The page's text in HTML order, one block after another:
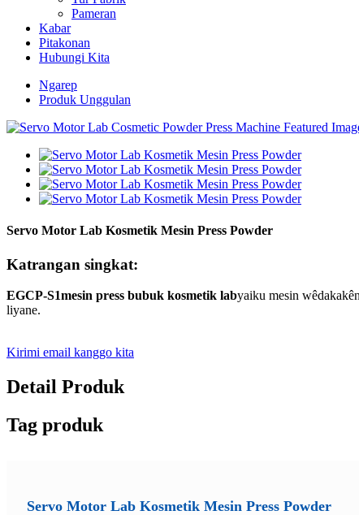
Pameran
Kabar
Pitakonan
Hubungi Kita
Ngarep
Produk Unggulan
Servo Motor Lab Kosmetik Mesin Press Powder
Katrangan singkat:
EGCP-S1mesin press bubuk kosmetik labyaiku mesin
liyane.
Kirimi email kanggo kita
Detail Produk
Tag produk
Servo Motor Lab Kosmetik Mesin Press Powder